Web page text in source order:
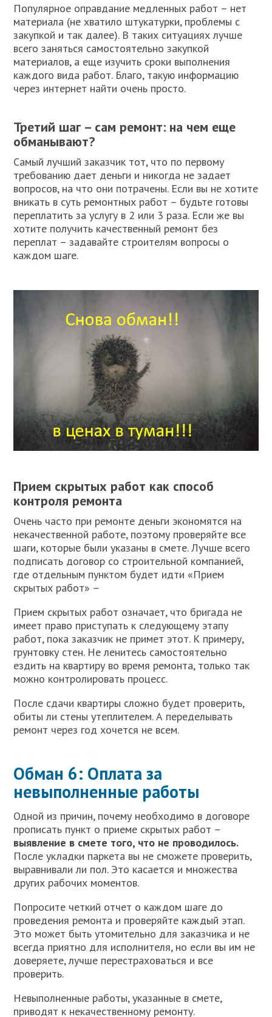
Популярное оправдание медленных работ – нет
материала (не хватило штукатурки, проблемы с
закупкой и так далее). В таких ситуациях лучше
всего заняться самостоятельно закупкой
материалов, а еще изучить сроки выполнения
каждого вида работ. Благо, такую информацию
через интернет найти очень просто.
Третий шаг – сам ремонт: на чем еще
обманывают?
Самый лучший заказчик тот, что по первому
требованию дает деньги и никогда не задает
вопросов, на что они потрачены. Если вы не хотите
вникать в суть ремонтных работ – будьте готовы
переплатить за услугу в 2 или 3 раза. Если же вы
хотите получить качественный ремонт без
переплат – задавайте строителям вопросы о
каждом шаге.
Прием скрытых работ как способ
контроля ремонта
Очень часто при ремонте деньги экономятся на
некачественной работе, поэтому проверяйте все
шаги, которые были указаны в смете. Лучше всего
подписать договор со строительной компанией,
где отдельным пунктом будет идти «Прием
скрытых работ» –
Прием скрытых работ означает, что бригада не
имеет право приступать к следующему этапу
работ, пока заказчик не примет этот. К примеру,
грунтовку стен. Не ленитесь самостоятельно
ездить на квартиру во время ремонта, только так
можно контролировать процесс.
После сдачи квартиры сложно будет проверить,
обиты ли стены утеплителем. А переделывать
ремонт через год хочется не всем.
Обман 6: Оплата за
невыполненные работы
Одной из причин, почему необходимо в договоре
прописать пункт о приеме скрытых работ –
выявление в смете того, что не проводилось.
После укладки паркета вы не сможете проверить,
выравнивали ли пол. Это касается и множества
других рабочих моментов.
Попросите четкий отчет о каждом шаге до
проведения ремонта и проверяйте каждый этап.
Это может быть утомительно для заказчика и не
всегда приятно для исполнителя, но если вы им не
доверяете, лучше перестраховаться и все
проверить.
Невыполненные работы, указанные в смете,
приводят к некачественному ремонту.